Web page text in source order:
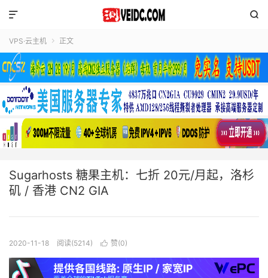


VPS·云主机  正文
Sugarhosts 糖果主机：七折 20元/月起，洛杉
矶 / 香港 CN2 GIA
2020-11-18 阅读(5214)  赞(0)